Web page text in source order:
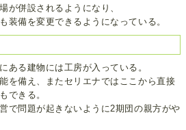
が併設されるようになり、
装備を変更できるようになっている。
ある建物には工房が入っている。
を備え、またセリエナではここから直接
できる。
で問題が起きないように2期団の親方がや